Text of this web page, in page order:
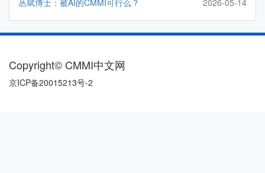
丛斌博士：被AI的CMMI可行么？ 2026-05-14
Copyright© CMMI中文网
京ICP备20015213号-2